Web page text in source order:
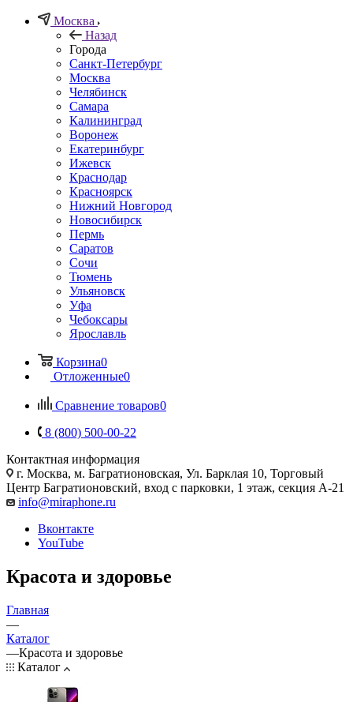
Москва
Назад
Города
Санкт-Петербург
Москва
Челябинск
Самара
Калининград
Воронеж
Екатеринбург
Ижевск
Краснодар
Красноярск
Нижний Новгород
Новосибирск
Пермь
Саратов
Сочи
Тюмень
Ульяновск
Уфа
Чебоксары
Ярославль
Корзина0
Отложенные0
Сравнение товаров0
8 (800) 500-00-22
Контактная информация
г. Москва, м. Багратионовская, Ул. Барклая 10, Торговый
Центр Багратионовский, вход с парковки, 1 этаж, секция А-21
info@miraphone.ru
Вконтакте
YouTube
Красота и здоровье
Главная
—
Каталог
—Красота и здоровье
Каталог